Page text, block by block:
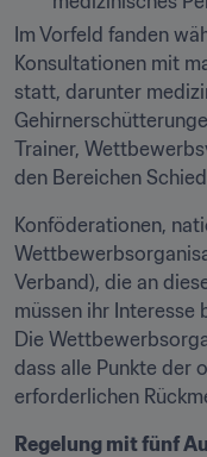
Im Vorfeld fanden
Konsultationen mit
statt, darunter
Trainer,
den Bereichen
Konföderationen,
Verband), die an
müssen ihr Interesse
Die
dass alle Punkte der
erforderlichen
Regelung mit fünf